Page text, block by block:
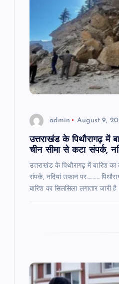
admin August 9,
उत्तराखंड के पिथौरागढ़ में
चीन सीमा से कटा संपर्क,
उत्तराखंड के पिथौरागढ़ में बारिश
संपर्क, नदियां उफान पर………..
बारिश का सिलसिला लगातार जारी